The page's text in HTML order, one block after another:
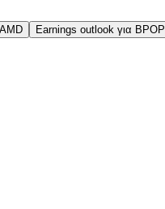
Earnings outlook για BPOP